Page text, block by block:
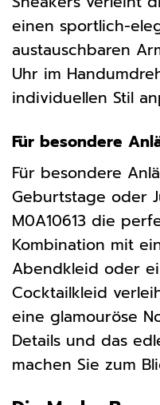
einen sportlich-
austauschbaren
Uhr im
individuellen Stil
Für besondere
Für besondere
Geburtstage oder
M0A10613 die
Kombination mit
Abendkleid oder
Cocktailkleid
eine glamouröse
Details und das
machen Sie zum